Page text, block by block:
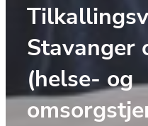
Stavanger
(helse- og